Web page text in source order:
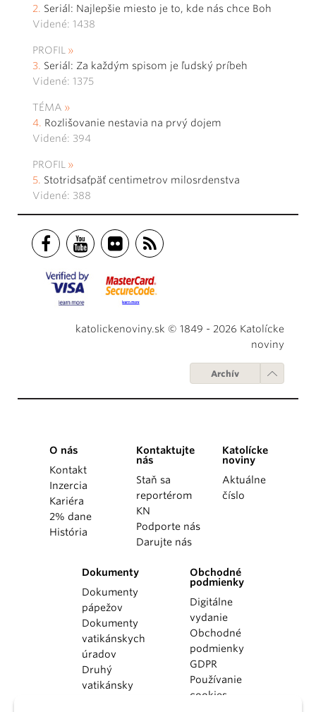
Seriál: Najlepšie miesto je to, kde nás chce Boh
Videné: 1438
PROFIL
Seriál: Za každým spisom je ľudský príbeh
Videné: 1375
TÉMA
Rozlišovanie nestavia na prvý dojem
Videné: 394
PROFIL
Stotridsaťpäť centimetrov milosrdenstva
Videné: 388
katolickenoviny.sk © 1849 - 2026 Katolícke
noviny
Archív
O nás
Kontakt
Inzercia
Kariéra
2% dane
História
Kontaktujte
nás
Staň sa
reportérom
KN
Podporte nás
Darujte nás
Katolícke
noviny
Aktuálne
číslo
Dokumenty
Dokumenty
pápežov
Dokumenty
vatikánskych
úradov
Druhý
vatikánsky
Obchodné
podmienky
Digitálne
vydanie
Obchodné
podmienky
GDPR
Používanie
cookies